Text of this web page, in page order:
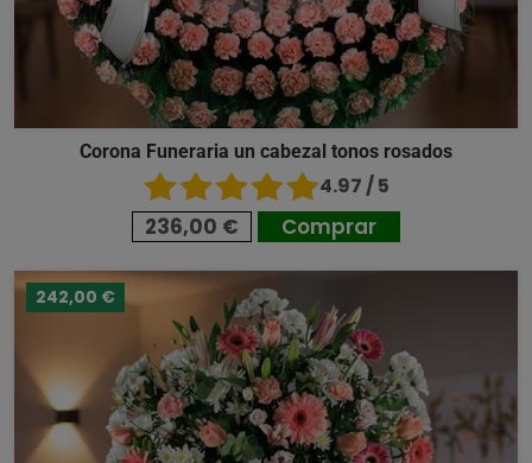
Corona Funeraria un cabezal tonos rosados
4.97 / 5
236,00 € Comprar
242,00 €